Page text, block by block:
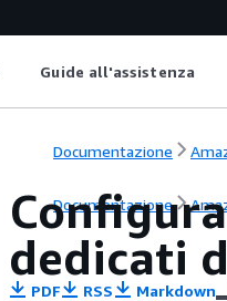
Guide all'assistenza
Documentazione
Documentazione
dedicati
PDF RSS Markdown